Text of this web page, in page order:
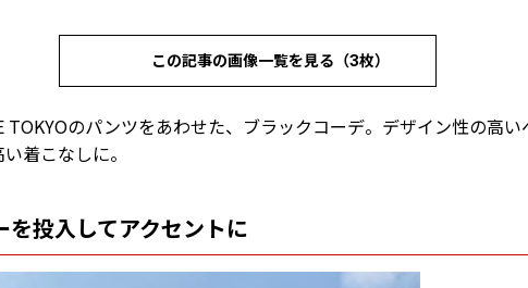
この記事の画像一覧を見る（3枚）
TOKYOのパンツをあわせた、ブラックコーデ。デザイン性の高
着こなしに。
を投入してアクセントに